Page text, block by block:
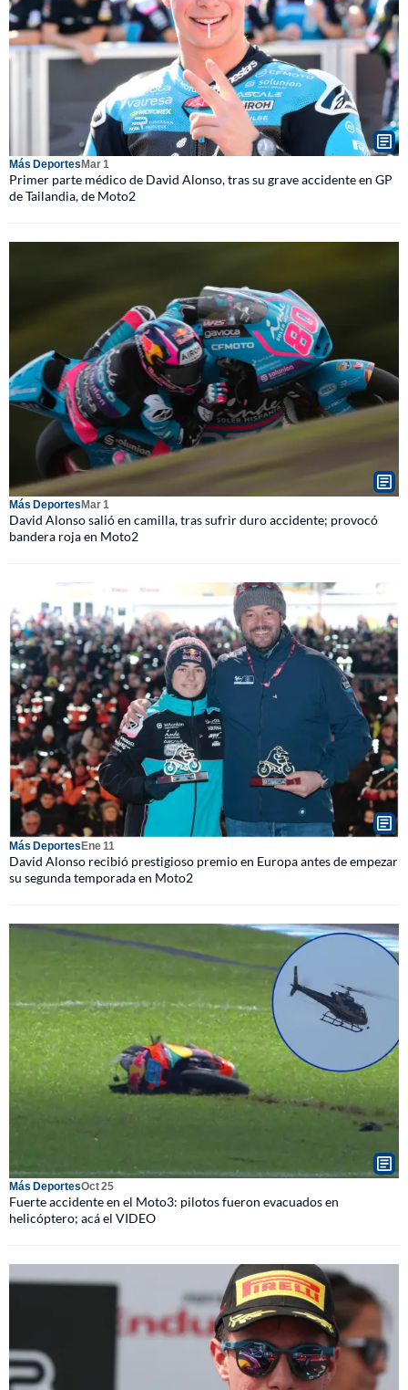
Más DeportesMar 1
Primer parte médico de David Alonso, tras su grave accidente en GP
de Tailandia, de Moto2
Más DeportesMar 1
David Alonso salió en camilla, tras sufrir duro accidente; provocó
bandera roja en Moto2
Más DeportesEne 11
David Alonso recibió prestigioso premio en Europa antes de empezar
su segunda temporada en Moto2
Más DeportesOct 25
Fuerte accidente en el Moto3: pilotos fueron evacuados en
helicóptero; acá el VIDEO